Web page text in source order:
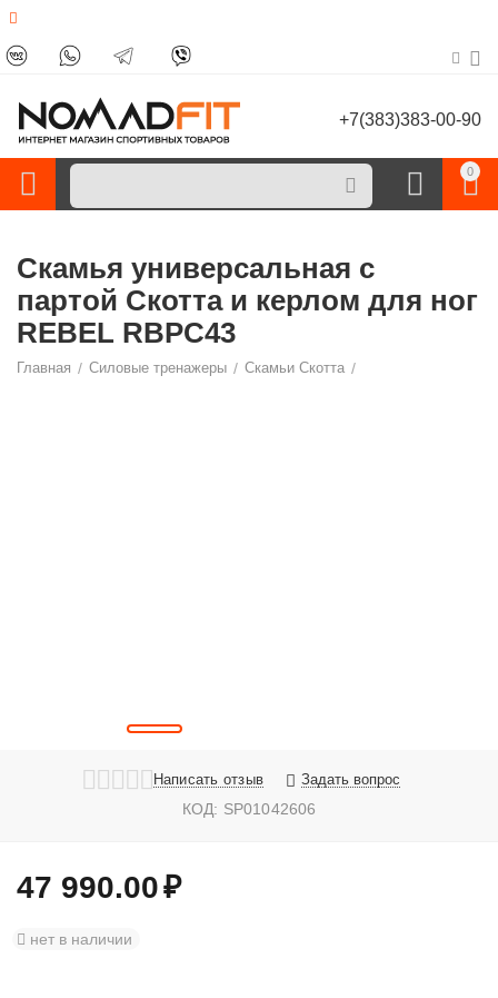
+7(383)383-00-90
0
Скамья универсальная с
партой Скотта и керлом для ног
REBEL RBPC43
Главная / Силовые тренажеры / Скамьи Скотта /
Написать отзыв Задать вопрос
КОД: SP01042606
47 990.00₽
нет в наличии